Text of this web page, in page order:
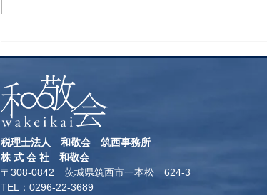
税理士法人 和敬会 筑西事務所
​株 式 会 社 和敬会
〒308-0842 茨城県筑西市一本松 624-3
TEL：0296-22-3689